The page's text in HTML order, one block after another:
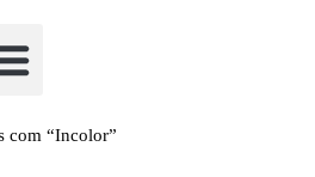
com “Incolor”